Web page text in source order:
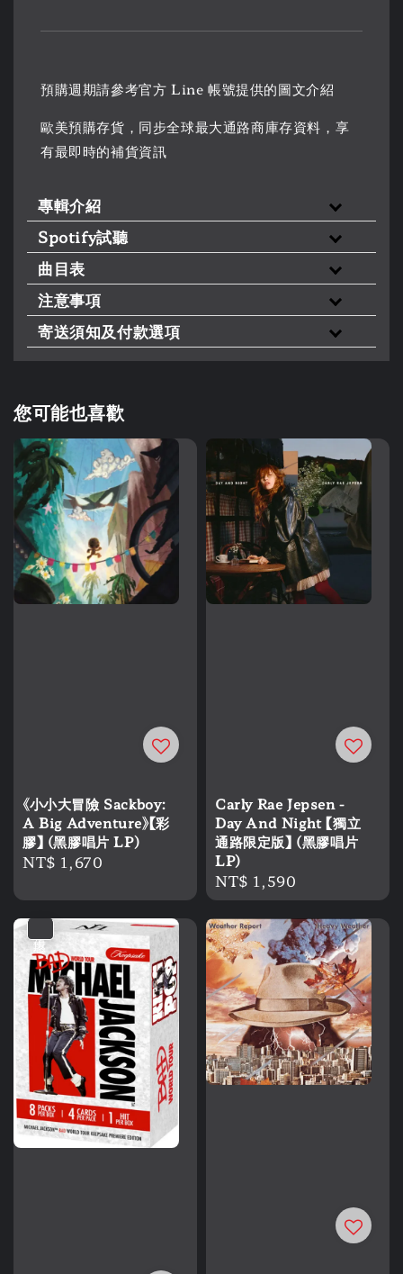
預購週期請參考官方 Line 帳號提供的圖文介紹
歐美預購存貨，同步全球最大通路商庫存資料，享
有最即時的補貨資訊
專輯介紹
Spotify試聽
曲目表
注意事項
寄送須知及付款選項
您可能也喜歡
《小小大冒險 Sackboy:
A Big Adventure》【彩
膠】 (黑膠唱片 LP)
Regular
NT$ 1,670
Carly Rae Jepsen -
Day And Night 【獨立
通路限定版】 (黑膠唱片
LP)
Regular
price
NT$ 1,590